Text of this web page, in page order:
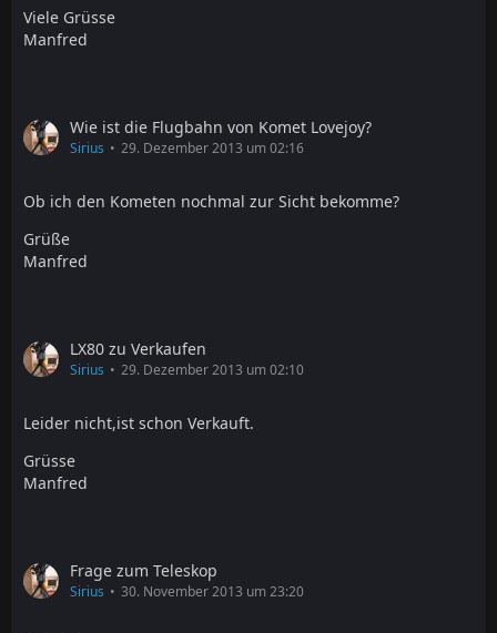
Viele Grüsse
Manfred
Wie ist die Flugbahn von Komet Lovejoy?
Sirius 29. Dezember 2013 um 02:16
Ob ich den Kometen nochmal zur Sicht bekomme?
Grüße
Manfred
LX80 zu Verkaufen
Sirius 29. Dezember 2013 um 02:10
Leider nicht,ist schon Verkauft.
Grüsse
Manfred
Frage zum Teleskop
Sirius 30. November 2013 um 23:20